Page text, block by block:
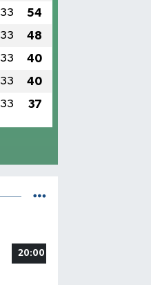
33 54
33 48
33 40
33 40
33 37
20:00